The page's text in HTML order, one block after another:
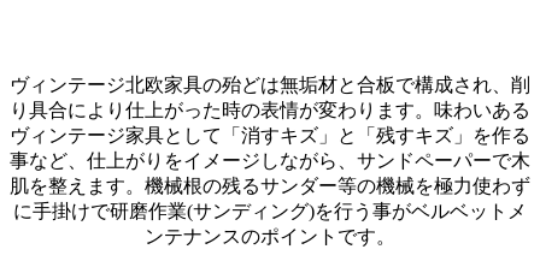
ヴィンテージ北欧家具の殆どは無垢材と合板で構成され、削
り具合により仕上がった時の表情が変わります。味わいある
ヴィンテージ家具として「消すキズ」と「残すキズ」を作る
事など、仕上がりをイメージしながら、サンドペーパーで木
肌を整えます。機械根の残るサンダー等の機械を極力使わず
に手掛けで研磨作業(サンディング)を行う事がベルベットメ
ンテナンスのポイントです。